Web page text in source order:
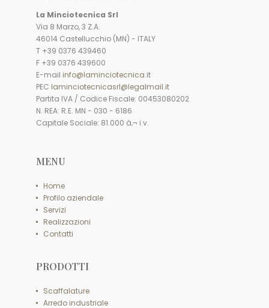
La Minciotecnica Srl
Via 8 Marzo, 3 Z.A.
46014 Castellucchio (MN) - ITALY
T +39 0376 439460
F +39 0376 439600
E-mail info@laminciotecnica.it
PEC laminciotecnicasrl@legalmail.it
Partita IVA / Codice Fiscale: 00453080202
N. REA: R.E. MN - 030 - 6186
Capitale Sociale: 81.000 â‚¬ i.v.
MENU
Home
Profilo aziendale
Servizi
Realizzazioni
Contatti
PRODOTTI
Scaffalature
Arredo industriale